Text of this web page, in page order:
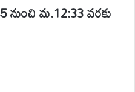
నుంచి మ.12:33 వరకు